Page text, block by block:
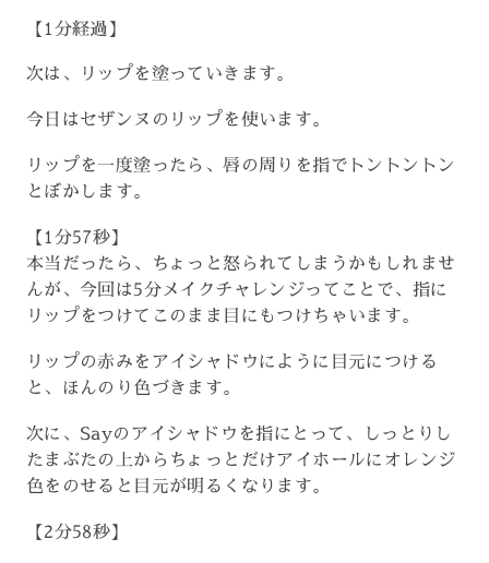
【1分経過】
次は、リップを塗っていきます。
今日はセザンヌのリップを使います。
リップを一度塗ったら、唇の周りを指でトントントン
とぼかします。
【1分57秒】
本当だったら、ちょっと怒られてしまうかもしれませ
んが、今回は5分メイクチャレンジってことで、指に
リップをつけてこのまま目にもつけちゃいます。
リップの赤みをアイシャドウにように目元につける
と、ほんのり色づきます。
次に、Sayのアイシャドウを指にとって、しっとりし
たまぶたの上からちょっとだけアイホールにオレンジ
色をのせると目元が明るくなります。
【2分58秒】